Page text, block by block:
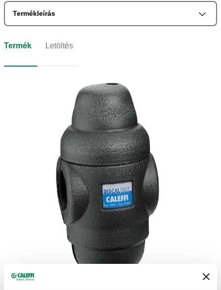
Termékleírás
Termék Letöltés